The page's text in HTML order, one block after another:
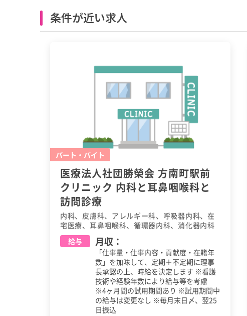
条件が近い求人
パート・バイト
医療法人社団勝榮会 方南町駅前
クリニック 内科と耳鼻咽喉科と
訪問診療
内科、皮膚科、アレルギー科、呼吸器内科、在
宅医療、耳鼻咽喉科、循環器内科、消化器内科
給与
月収：
「仕事量・仕事内容・貢献度・在籍年
数」を加味して、定期＋不定期に理事
長承認の上、時給を決定します ※看護
技術や経験年数により給与等を考慮
※4ヶ月間の試用期間あり ※試用期間中
の給与は変更なし ※毎月末日〆、翌25
日振込